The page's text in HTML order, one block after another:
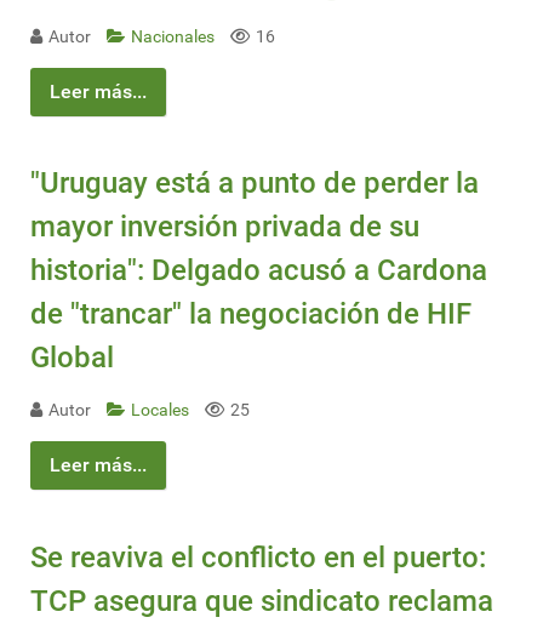
Autor Nacionales 16
Leer más...
"Uruguay está a punto de perder la
mayor inversión privada de su
historia": Delgado acusó a Cardona
de "trancar" la negociación de HIF
Global
Autor Locales 25
Leer más...
Se reaviva el conflicto en el puerto:
TCP asegura que sindicato reclama